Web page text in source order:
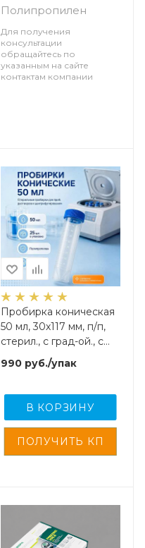
Полипропилен
Для получения
консультации
обращайтесь по
указанным на сайте
контактам компании
Пробирка коническая
50 мл, 30х117 мм, п/п,
стерил., с град-ой., с
винт.,крышкой, с
юбкой уст-ти, Gr.Med,
990руб./упак
В КОРЗИНУ